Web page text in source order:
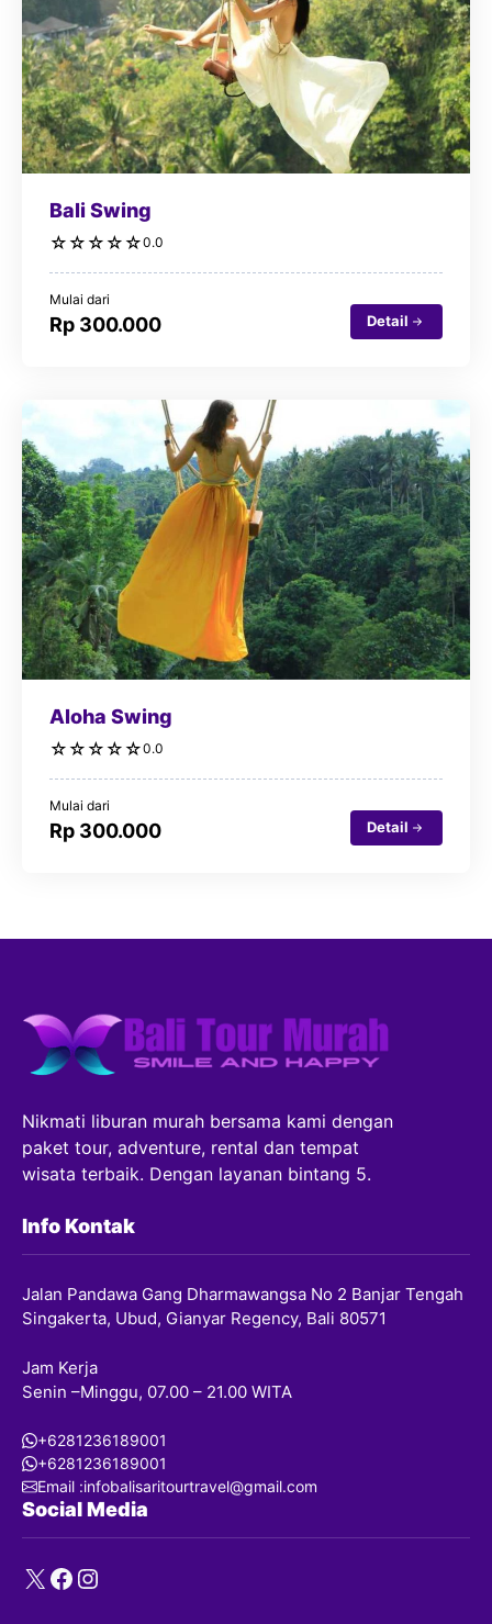
Bali Swing
☆ ☆ ☆ ☆ ☆0.0
Mulai dari
Rp 300.000 Detail
Aloha Swing
☆ ☆ ☆ ☆ ☆0.0
Mulai dari
Rp 300.000 Detail
Nikmati liburan murah bersama kami dengan
paket tour, adventure, rental dan tempat
wisata terbaik. Dengan layanan bintang 5.
Info Kontak
Jalan Pandawa Gang Dharmawangsa No 2 Banjar Tengah
Singakerta, Ubud, Gianyar Regency, Bali 80571
Jam Kerja
Senin –Minggu, 07.00 – 21.00 WITA
+6281236189001
+6281236189001
Email :infobalisaritourtravel@gmail.com
Social Media
X Facebook
Instagram